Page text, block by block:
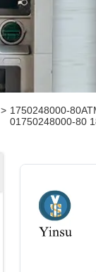
> 1750248000-
01750248000-80